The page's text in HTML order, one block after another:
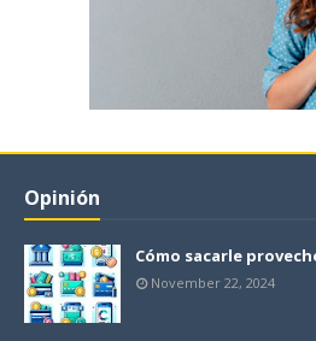
Opinión
Cómo sacarle
November 22, 2024